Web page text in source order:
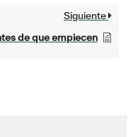
Siguiente
de que empiecen